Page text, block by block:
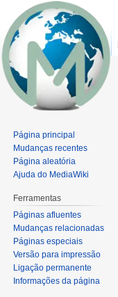
Página principal
Mudanças recentes
Página aleatória
Ajuda do MediaWiki
Ferramentas
Páginas afluentes
Mudanças relacionadas
Páginas especiais
Versão para impressão
Ligação permanente
Informações da página